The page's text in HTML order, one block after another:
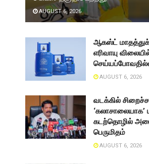
AUGUST 6, 2026
ஆகஸ்ட்
எரிவாயு
AUGUST 6, 2026
வடக்கில்
‘கலாசாலையாக’
கடற்தொழில்
பெருமிதம்
AUGUST 6, 2026